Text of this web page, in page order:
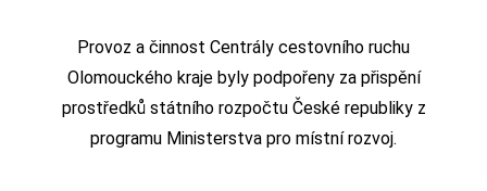
Provoz a činnost Centrály cestovního ruchu
Olomouckého kraje byly podpořeny za přispění
prostředků státního rozpočtu České republiky z
programu Ministerstva pro místní rozvoj.